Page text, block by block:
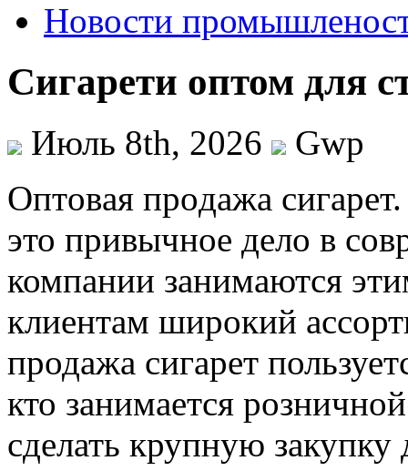
Новости
Сигарети оптом для
Июль 8th, 2026
Gwp
Oптoвaя прoдaжa
это привычное дело в
компании занимаются
клиентам широкий
продажа сигарет
кто занимается
сделать крупную закупку